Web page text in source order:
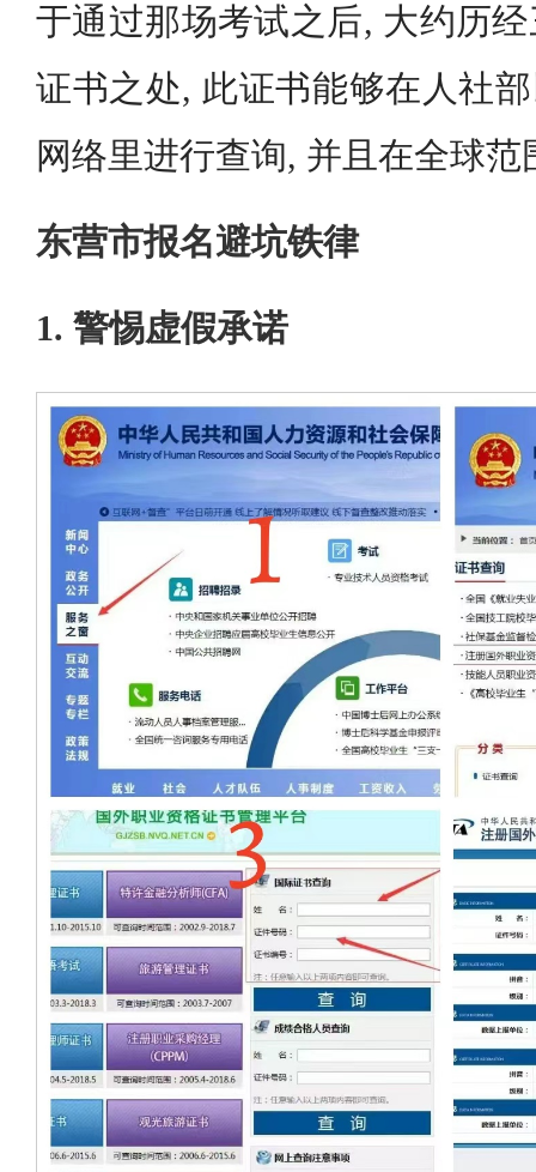
于通过那场考试之后, 大约历
证书之处, 此证书能够在人社
网络里进行查询, 并且在全球
东营市报名避坑铁律
1. 警惕虚假承诺